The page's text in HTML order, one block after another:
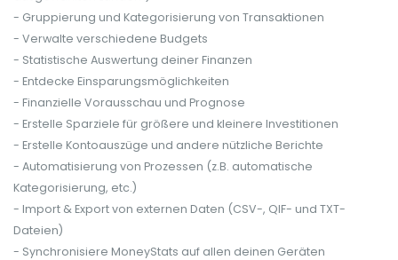
- Gruppierung und Kategorisierung von Transaktionen
- Verwalte verschiedene Budgets
- Statistische Auswertung deiner Finanzen
- Entdecke Einsparungsmöglichkeiten
- Finanzielle Vorausschau und Prognose
- Erstelle Sparziele für größere und kleinere Investitionen
- Erstelle Kontoauszüge und andere nützliche Berichte
- Automatisierung von Prozessen (z.B. automatische
Kategorisierung, etc.)
- Import & Export von externen Daten (CSV-, QIF- und TXT-
Dateien)
- Synchronisiere MoneyStats auf allen deinen Geräten